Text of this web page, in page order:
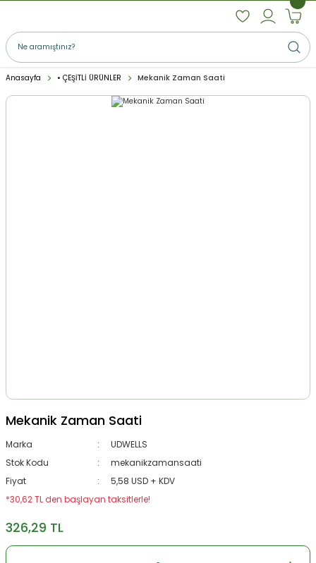
Anasayfa • ÇEŞİTLİ ÜRÜNLER Mekanik Zaman Saati
Mekanik Zaman Saati
Marka
UDWELLS
Stok Kodu
mekanikzamansaati
Fiyat
5,58 USD + KDV
*30,62 TL den başlayan taksitlerle!
326,29 TL